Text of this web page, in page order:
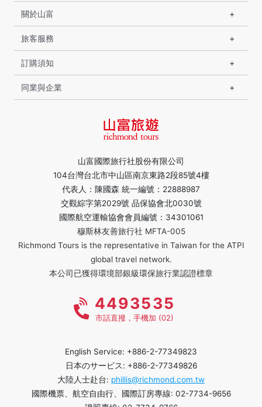
山富國際旅行社股份有限公司
104台灣台北市中山區南京東路2段85號4樓
代表人：陳國森 統一編號：22888987
交觀綜字第2029號 品保協會北0030號
國際航空運輸協會會員編號：34301061
穆斯林友善旅行社 MFTA-005
Richmond Tours is the representative in Taiwan for the ATPI
global travel network.
本公司已獲得環境部銀級環保旅行業認證標章
關於山富
旅客服務
訂購須知
同業與企業
4493535
市話直撥，手機加 (02)
English Service: +886-2-77349823
日本のサービス: +886-2-77349826
大陸人士赴台: phillis@richmond.com.tw
國際機票、航空自由行、國際訂房專線: 02-7734-9656